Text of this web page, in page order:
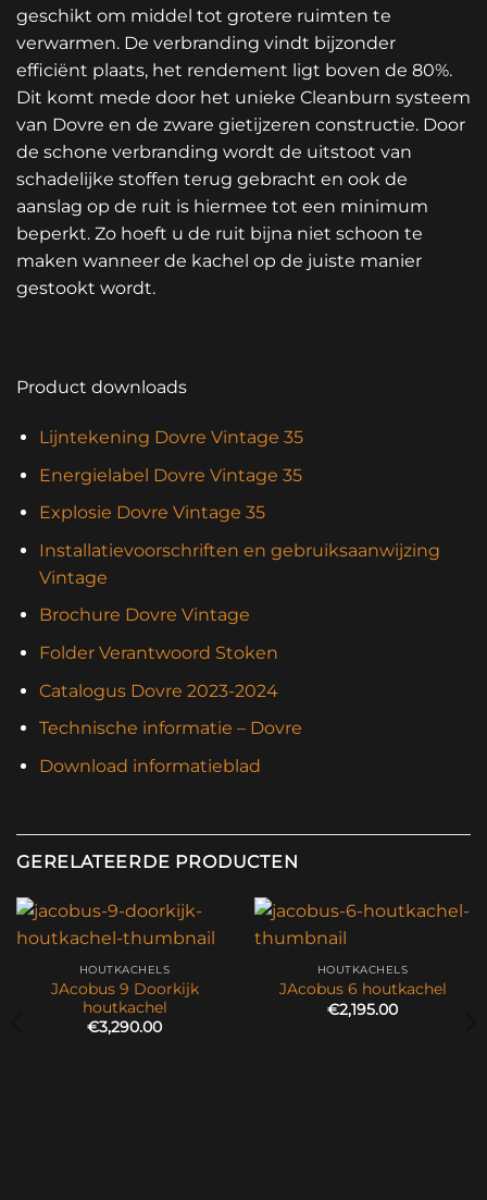
geschikt om middel tot grotere ruimten te
verwarmen. De verbranding vindt bijzonder
efficiënt plaats, het rendement ligt boven de 80%.
Dit komt mede door het unieke Cleanburn systeem
van Dovre en de zware gietijzeren constructie. Door
de schone verbranding wordt de uitstoot van
schadelijke stoffen terug gebracht en ook de
aanslag op de ruit is hiermee tot een minimum
beperkt. Zo hoeft u de ruit bijna niet schoon te
maken wanneer de kachel op de juiste manier
gestookt wordt.
Product downloads
Lijntekening Dovre Vintage 35
Energielabel Dovre Vintage 35
Explosie Dovre Vintage 35
Installatievoorschriften en gebruiksaanwijzing
Vintage
Brochure Dovre Vintage
Folder Verantwoord Stoken
Catalogus Dovre 2023-2024
Technische informatie – Dovre
Download informatieblad
GERELATEERDE PRODUCTEN
HOUTKACHELS
JAcobus 9 Doorkijk
houtkachel
€3,290.00
HOUTKACHELS
JAcobus 6 houtkachel
€2,195.00